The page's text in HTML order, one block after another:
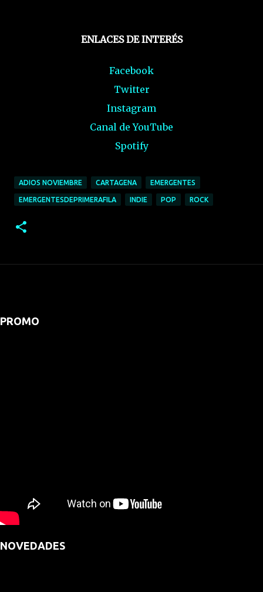
ENLACES DE INTERÉS
Facebook
Twitter
Instagram
Canal de YouTube
Spotify
ADIOS NOVIEMBRE CARTAGENA EMERGENTES
EMERGENTESDEPRIMERAFILA INDIE POP ROCK
PROMO
NOVEDADES